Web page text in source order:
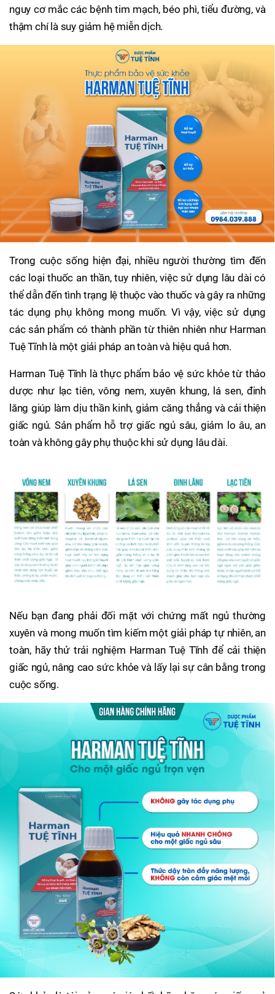
nguy cơ mắc các bệnh tim mạch, béo phì, tiểu đường, và
thậm chí là suy giảm hệ miễn dịch.
Trong cuộc sống hiện đại, nhiều người thường tìm đến
các loại thuốc an thần, tuy nhiên, việc sử dụng lâu dài có
thể dẫn đến tình trạng lệ thuộc vào thuốc và gây ra những
tác dụng phụ không mong muốn. Vì vậy, việc sử dụng
các sản phẩm có thành phần từ thiên nhiên như Harman
Tuệ Tĩnh là một giải pháp an toàn và hiệu quả hơn.
Harman Tuệ Tĩnh là thực phẩm bảo vệ sức khỏe từ thảo
dược như lạc tiên, vông nem, xuyên khung, lá sen, đinh
lăng giúp làm dịu thần kinh, giảm căng thẳng và cải thiện
giấc ngủ. Sản phẩm hỗ trợ giấc ngủ sâu, giảm lo âu, an
toàn và không gây phụ thuộc khi sử dụng lâu dài.
Nếu bạn đang phải đối mặt với chứng mất ngủ thường
xuyên và mong muốn tìm kiếm một giải pháp tự nhiên, an
toàn, hãy thử trải nghiệm Harman Tuệ Tĩnh để cải thiện
giấc ngủ, nâng cao sức khỏe và lấy lại sự cân bằng trong
cuộc sống.